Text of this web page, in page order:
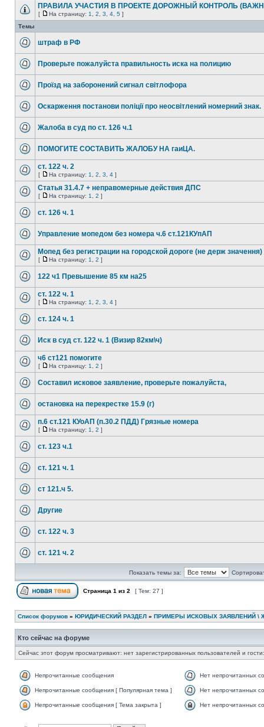
ПРАВИЛА УЧАСТИЯ В ПРОЕКТЕ ДОРОЖНЫЙ КОНТРОЛЬ
[ На страницу: 1 2 3 4 5 ]
Темы
штраф в РФ
Проверьте пожалуйста правильность иска на полицию
Проїзд на заборонений сигнал світлофора
Оскарження постанови поліції про неосвітлений номерний знак.
Жалоба в суд по ст. 126 ч.1
ПОМОГИТЕ СОСТАВИТЬ ЖАЛОБУ НА гаиЦА.
ст. 122 ч. 2
[ На страницу: 1 2 3 4 ]
Статья 31.4.7 + неправомерные действия ДПС
[ На страницу: 1 2 ]
ст. 126 ч. 1
Управление мопедом без номера ч.6 ст.121КУпАП
Мопед без регистрации на городской дороге (не держ значення)
[ На страницу: 1 2 ]
122 ч1 Превышение 85 км на25
ст. 122 ч. 1
[ На страницу: 1 2 3 4 ]
ст. 124 ч. 1
Иск в суд ст. 122 ч. 1 (Визир 82км\ч)
ч6 ст121 помогите
[ На страницу: 1 2 ]
Составил исковое заявление, проверьте пожалуйста,
остановка на перекрестке 15.9 (г)
п.6 ст.121 КУоАП (п.30.2 ПДД) Грязные номера
[ На страницу: 1 2 ]
ст. 123 ч.1
ст. 121 ч. 1
ст 121.ч 5.
Другие
ст. 122 ч. 3
ст. 121 ч. 2
Показать темы за:
Страница 1 из 2 [ Тем: 27 ]
Список форумов » ЮРИДИЧЕСКИЙ РАЗДЕЛ » ПРИМЕРЫ ИСКОВЫХ ЗАЯВЛЕНИЙ \
Кто сейчас на форуме
Сейчас этот форум просматривают: нет зарегистрированных пользователей и
Непрочитанные сообщения Нет непрочитанных
Непрочитанные сообщения [ Популярная тема ] Нет непрочитанных
Непрочитанные сообщения [ Тема закрыта ] Нет непрочитанных